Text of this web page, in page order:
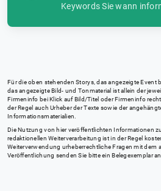
Keywords Sie wann
Für die oben stehenden Storys, das angezeigte Event
das angezeigte Bild- und Tonmaterial ist allein der
Firmeninfo bei Klick auf Bild/Titel oder Firmeninfo
der Regel auch Urheber der Texte sowie der
Informationsmaterialien.
Die Nutzung von hier veröffentlichten Informationen
redaktionellen Weiterverarbeitung ist in der Regel
Weiterverwendung urheberrechtliche Fragen mit dem
Veröffentlichung senden Sie bitte ein Belegexemplar an